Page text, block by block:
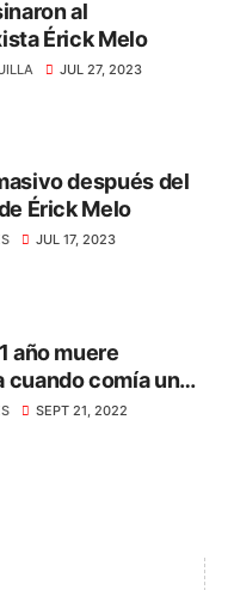
al
Érick Melo
JUL 27, 2023
después del
Érick Melo
JUL 17, 2023
año muere
cuando comía un
Santa Marta
SEPT 21, 2022